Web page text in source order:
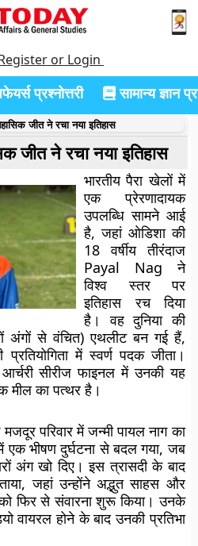
or Login
प्रश्नोत्तरी सामान्य ज्ञान
जीत ने रचा नया इतिहास
जीत ने रचा नया इतिहास
भारतीय पैरा खेलों में
एक प्रेरणादायक
उपलब्धि सामने आई
है, जहां ओडिशा की
18 वर्षीय तीरंदाज
Payal Nag ने
विश्व स्तर पर
इतिहास रच दिया
है। वह दुनिया की
अंगों से वंचित) एथलीट बन गई हैं,
प्रतियोगिता में स्वर्ण पदक जीता।
सीरीज फाइनल में उनकी यह
मील का पत्थर है।
परिवार में जन्मी पायल नाग का
एक भीषण दुर्घटना से बदल गया, जब
अंग खो दिए। इस त्रासदी के बाद
जहां उन्होंने अद्भुत साहस और
फिर से संवारना शुरू किया। उनके
वायरल होने के बाद उनकी प्रतिभा